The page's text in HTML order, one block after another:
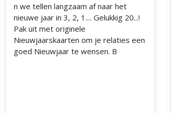
n we tellen langzaam af naar het
nieuwe jaar in 3, 2, 1.... Gelukkig 20...!
Pak uit met originele
Nieuwjaarskaarten om je relaties een
goed Nieuwjaar te wensen. B